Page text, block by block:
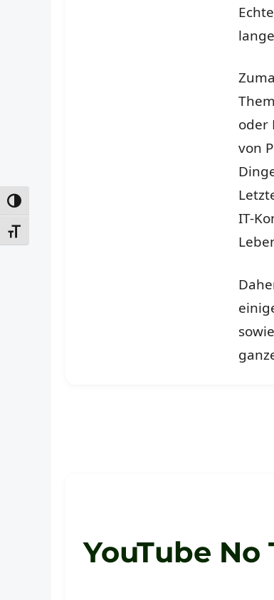
UMSCHALTEN AUF HOHE KONTRASTE
SCHRIFT VERGRÖSSERN
oder
von
IT-
YouTube